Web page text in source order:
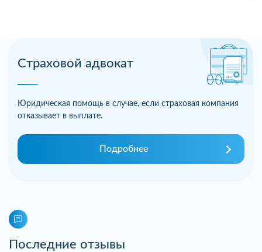
Страховой адвокат
Юридическая помощь в случае, если страховая компания
отказывает в выплате.
Подробнее
Последние отзывы